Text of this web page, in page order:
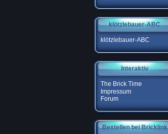
klötzlebauer-ABC
klötzlebauer-ABC
Interaktiv
The Brick Time
Impressum
Forum
Bestellen bei Bricklink